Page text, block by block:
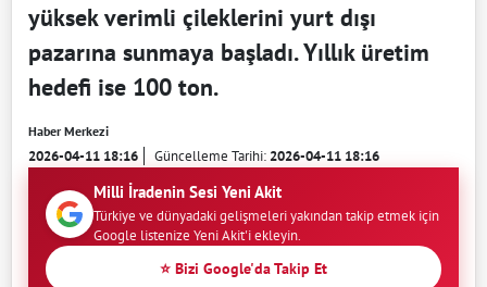
yüksek verimli çileklerini yurt dışı
pazarına sunmaya başladı. Yıllık üretim
hedefi ise 100 ton.
Haber Merkezi
2026-04-11 18:16 Güncelleme Tarihi:2026-04-11 18:16
Milli İradenin Sesi Yeni Akit
Türkiye ve dünyadaki gelişmeleri yakından takip etmek için
Google listenize Yeni Akit'i ekleyin.
⭐ Bizi Google'da Takip Et